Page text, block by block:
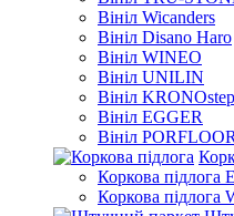
Вініл Wicanders
Вініл Disano Haro
Вініл WINEO
Вініл UNILIN
Вініл KRONOstep
Вініл EGGER
Вініл PORFLOOR
Коркова підлога
Коркова підлога